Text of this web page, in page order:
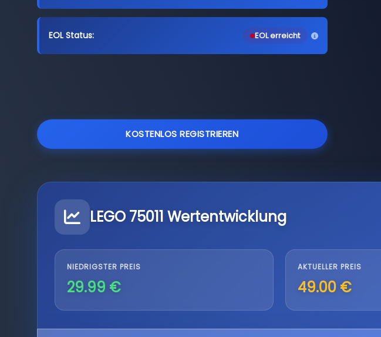
EOL Status: EOL erreicht
KOSTENLOS REGISTRIEREN
LEGO 75011 Wertentwicklung
NIEDRIGSTER PREIS
29.99 €
AKTUELLER PREIS
49.00 €